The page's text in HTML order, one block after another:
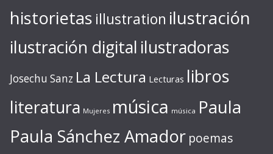
historietas illustration ilustración
ilustración digital ilustradoras
Josechu Sanz La Lectura Lecturas libros
literatura Mujeres música música Paula
Paula Sánchez Amador poemas